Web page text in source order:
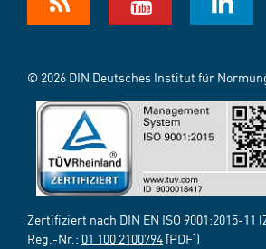
© 2026 DIN Deutsches Institut für
Zertifiziert nach DIN EN ISO 9001:2015-11
Reg.-Nr.: 01 100 2100794 [PDF])